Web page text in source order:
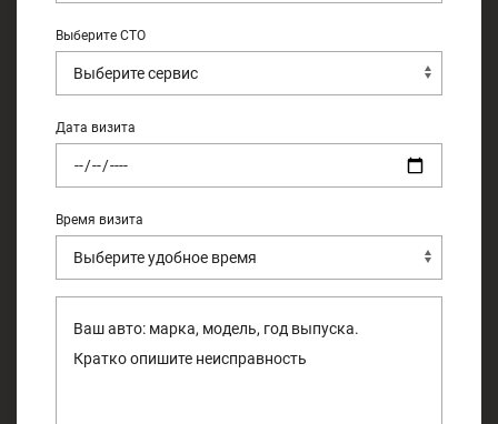
Выберите СТО
Дата визита
Время визита